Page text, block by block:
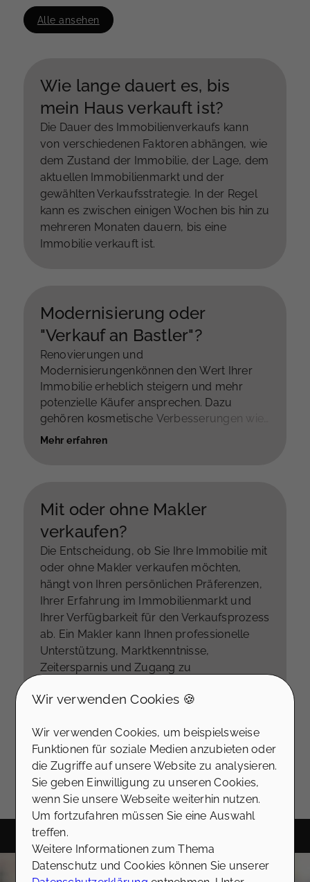
Alle ansehen
Wie lange dauert es, bis
mein Haus verkauft ist?
Die Dauer des Immobilienverkaufs kann
von verschiedenen Faktoren abhängen, wie
dem Zustand der Immobilie, der Lage, dem
aktuellen Immobilienmarkt und der
gewählten Verkaufsstrategie. In der Regel
kann es zwischen einigen Wochen bis hin zu
mehreren Monaten dauern, bis eine
Immobilie verkauft ist.
Modernisierung oder
"Verkauf an Bastler"?
Renovierungen und
Modernisierungenkönnen den Wert Ihrer
Immobilie erheblich steigern und mehr
potenzielle Käufer ansprechen. Dazu
gehören kosmetische Verbesserungen wie
frische Farbe und neue Bodenbeläge,
Reinigung, Home Staging und Inspektionen.
In allen Fällen ist es ratsam, mit einem
Immobilienexperten zu sprechen, um die
besten Optionen für Ihren spezifischen Fall
zu ermitteln und den Return on Investment
zu maximieren.
Mehr erfahren
Mit oder ohne Makler
verkaufen?
Die Entscheidung, ob Sie Ihre Immobilie mit
oder ohne Makler verkaufen möchten,
hängt von Ihren persönlichen Präferenzen,
Ihrer Erfahrung im Immobilienmarkt und
Ihrer Verfügbarkeit für den Verkaufsprozess
ab. Ein Makler kann Ihnen professionelle
Unterstützung, Marktkenntnisse,
Zeitersparnis und Zugang zu
Letztendlich sollten Sie die Vor- und
die am besten zu Ihren Bedürfnissen und
Zielen passt.
Wir verwenden Cookies 🍪
Wir verwenden Cookies, um beispielsweise
Funktionen für soziale Medien anzubieten oder
die Zugriffe auf unsere Website zu analysieren.
Sie geben Einwilligung zu unseren Cookies,
wenn Sie unsere Webseite weiterhin nutzen.
Um fortzufahren müssen Sie eine Auswahl
treffen.
Weitere Informationen zum Thema
Datenschutz und Cookies können Sie unserer